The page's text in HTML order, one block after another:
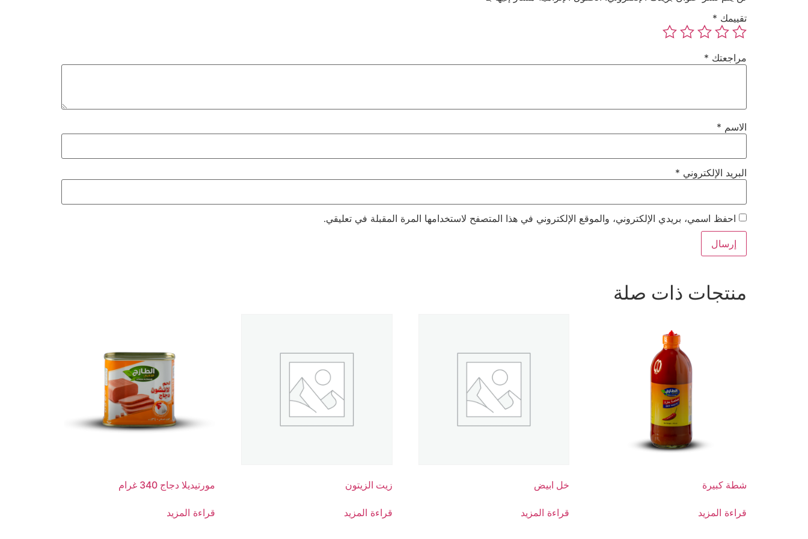
تقييمك *
مراجعتك *
الاسم *
البريد الإلكتروني *
احفظ اسمي، بريدي الإلكتروني، والموقع الإلكتروني في هذا المتصفح لاستخدامها المرة المقبلة في تعليقي.
منتجات ذات صلة
شطة كبيرة
قراءة المزيد
خل ابيض
قراءة المزيد
زيت الزيتون
قراءة المزيد
مورتيديلا دجاج 340 غرام
قراءة المزيد